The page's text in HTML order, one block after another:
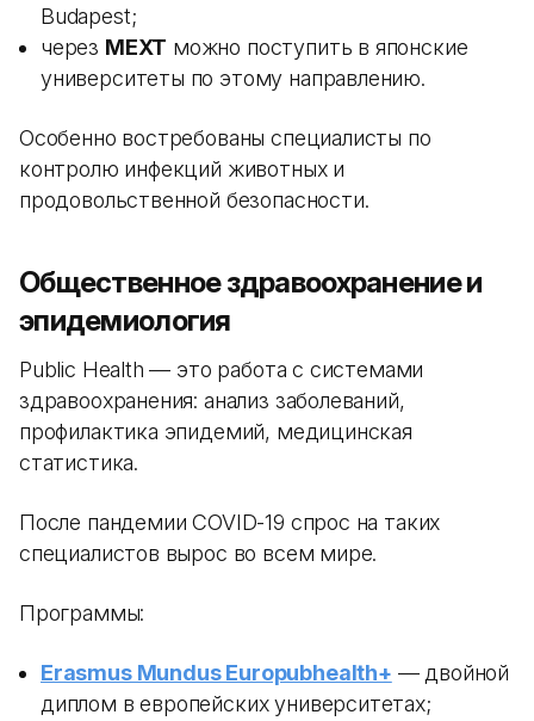
Budapest;
через MEXT можно поступить в японские
университеты по этому направлению.
Особенно востребованы специалисты по
контролю инфекций животных и
продовольственной безопасности.
Общественное здравоохранение и
эпидемиология
Public Health — это работа с системами
здравоохранения: анализ заболеваний,
профилактика эпидемий, медицинская
статистика.
После пандемии COVID-19 спрос на таких
специалистов вырос во всем мире.
Программы:
Erasmus Mundus Europubhealth+ — двойной
диплом в европейских университетах;